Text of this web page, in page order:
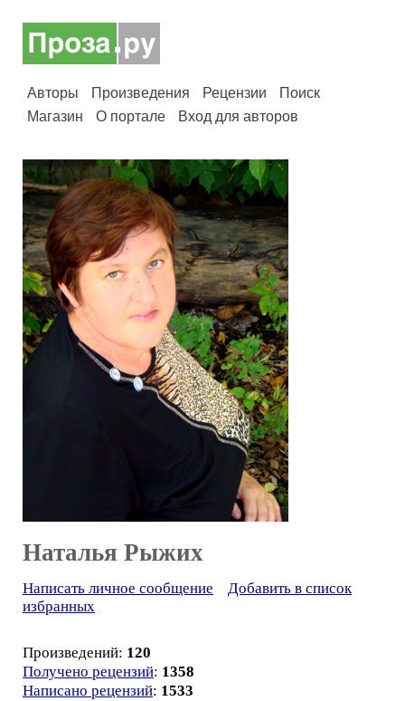
Авторы Произведения Рецензии
Поиск
Магазин
О портале Вход для авторов
Наталья Рыжих
Написать личное сообщение
Добавить в список
избранных
Произведений: 120
Получено рецензий: 1358
Написано рецензий: 1533